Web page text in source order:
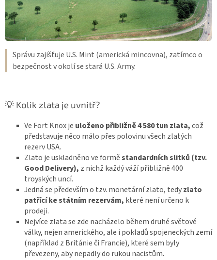
Správu zajišťuje U.S. Mint (americká mincovna), zatímco o
bezpečnost v okolí se stará U.S. Army.
💡 Kolik zlata je uvnitř?
Ve Fort Knox je uloženo přibližně 4 580 tun zlata,což
představuje něco málo přes polovinu všech zlatých
rezerv USA.
Zlato je uskladněno ve forměstandardních slitků (tzv.
Good Delivery), z nichž každý váží přibližně 400
troyských uncí.
Jedná se především o tzv. monetární zlato, tedyzlato
patřící ke státním rezervám, které není určeno k
prodeji.
Nejvíce zlata se zde nacházelo během druhé světové
války, nejen amerického, ale i pokladů spojeneckých zemí
(například z Británie či Francie), které sem byly
převezeny, aby nepadly do rukou nacistům.